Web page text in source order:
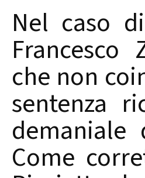
Nel caso
Francesco
che non
sentenza
demaniale
Come